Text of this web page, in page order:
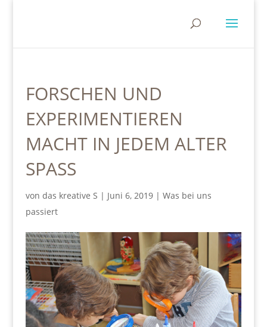
FORSCHEN UND
EXPERIMENTIEREN
MACHT IN JEDEM ALTER
SPASS
von das kreative S | Juni 6, 2019| Was bei uns
passiert